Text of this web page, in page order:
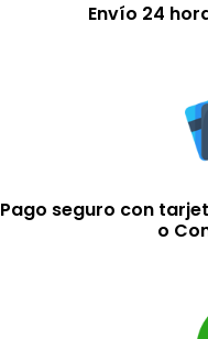
Envío 24
Pago seguro con
o